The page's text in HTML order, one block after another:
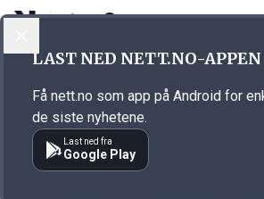
Annonsørinnhold
LAST NED NETT.NO-APPEN
Få nett.no som app på Android for
de siste nyhetene.
Last ned fra
Google Play